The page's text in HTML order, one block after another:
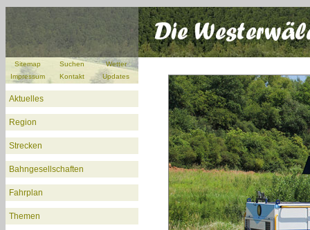
Sitemap Suchen
Wetter
Impressum
Kontakt Updates
Aktuelles
Region
Strecken
Bahngesellschaften
Fahrplan
Themen